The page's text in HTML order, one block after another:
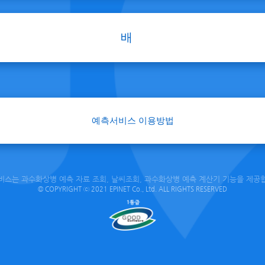
배
예측서비스 이용방법
스는 과수화상병 예측 자료 조회, 날씨조회, 과수화상병 예측 계산기 기능을 제공
© COPYRIGHT ⓒ 2021 EPINET Co., Ltd. ALL RIGHTS RESERVED